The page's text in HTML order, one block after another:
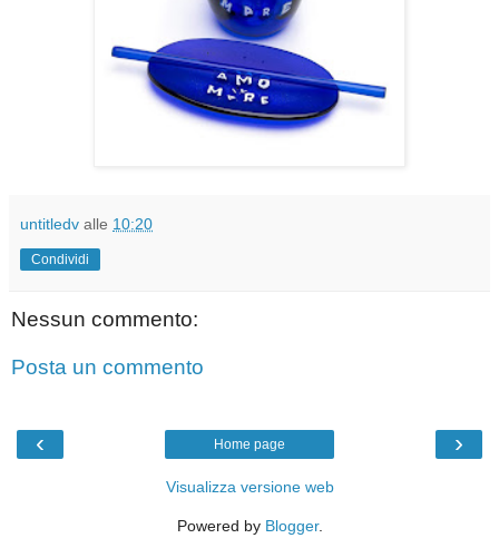
untitledv alle 10:20
Condividi
Nessun commento:
Posta un commento
‹ ›
Home page
Visualizza versione web
Powered by Blogger.